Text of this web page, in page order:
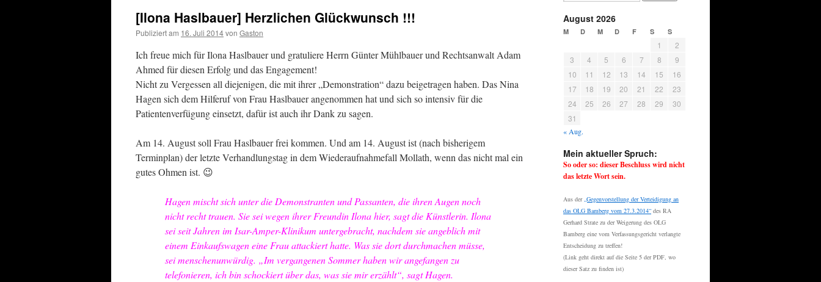
[Ilona Haslbauer] Herzlichen Glückwunsch !!!
Publiziert am 16. Juli 2014von Gaston
Ich freue mich für Ilona Haslbauer und gratuliere Herrn Günter Mühlbauer und Rechtsanwalt Adam
Ahmed für diesen Erfolg und das Engagement!
Nicht zu Vergessen all diejenigen, die mit ihrer „Demonstration“ dazu beigetragen haben. Das Nina
Hagen sich dem Hilferuf von Frau Haslbauer angenommen hat und sich so intensiv für die
Patientenverfügung einsetzt, dafür ist auch ihr Dank zu sagen.
Am 14. August soll Frau Haslbauer frei kommen. Und am 14. August ist (nach bisherigem
Terminplan) der letzte Verhandlungstag in dem Wiederaufnahmefall Mollath, wenn das nicht mal ein
gutes Ohmen ist. 😉
Hagen mischt sich unter die Demonstranten und Passanten, die ihren Augen noch
nicht recht trauen. Sie sei wegen ihrer Freundin Ilona hier, sagt die Künstlerin. Ilona
sei seit Jahren im Isar-Amper-Klinikum untergebracht, nachdem sie angeblich mit
einem Einkaufswagen eine Frau attackiert hatte. Was sie dort durchmachen müsse,
sei menschenunwürdig. „Im vergangenen Sommer haben wir angefangen zu
telefonieren, ich bin schockiert über das, was sie mir erzählt“, sagt Hagen.
August 2026
M D M D F S S
1
2
3
4 5 6 7 8
9
10
11 12 13 14 15
16
17
18 19 20 21 22
23
24
25 26 27 28 29
30
31
« Aug.
Mein aktueller Spruch:
So oder so: dieser Beschluss wird nicht
das letzte Wort sein.
Aus der„Gegenvorstellung der Verteidigung an
das OLG Bamberg vom 27.3.2014“ des RA
Gerhard Strate zu der Weigerung des OLG
Bamberg eine vom Verfassungsgericht verlangte
Entscheidung zu treffen!
(Link geht direkt auf die Seite 5 der PDF, wo
dieser Satz zu finden ist)